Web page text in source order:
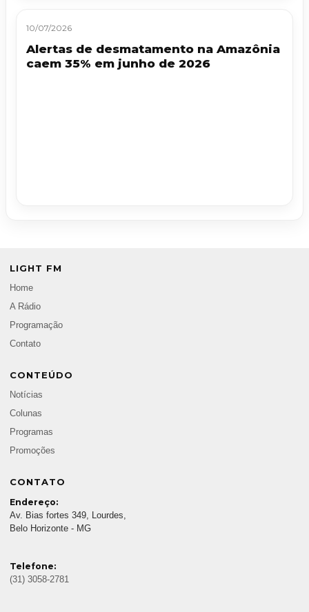
10/07/2026
Alertas de desmatamento na Amazônia
caem 35% em junho de 2026
LIGHT FM
Home
A Rádio
Programação
Contato
CONTEÚDO
Notícias
Colunas
Programas
Promoções
CONTATO
Endereço:
Av. Bias fortes 349, Lourdes,
Belo Horizonte - MG
Telefone:
(31) 3058-2781